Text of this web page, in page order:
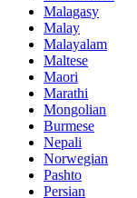
Malagasy
Malay
Malayalam
Maltese
Maori
Marathi
Mongolian
Burmese
Nepali
Norwegian
Pashto
Persian